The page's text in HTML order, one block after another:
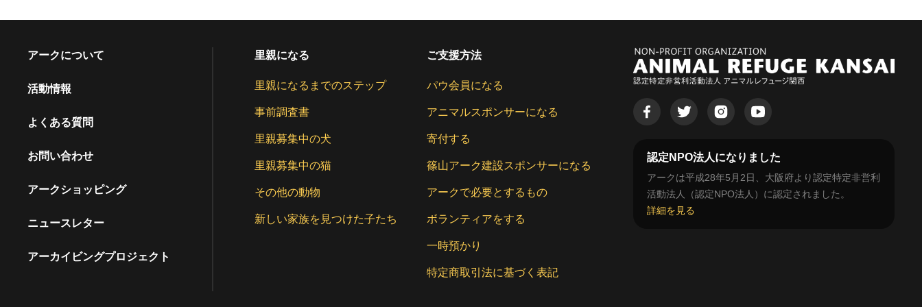
アークについて
活動情報
よくある質問
お問い合わせ
アークショッピング
ニュースレター
アーカイビングプロジェクト
里親になる
里親になるまでのステップ
事前調査書
里親募集中の犬
里親募集中の猫
その他の動物
新しい家族を見つけた子たち
ご支援方法
パウ会員になる
アニマルスポンサーになる
寄付する
篠山アーク建設スポンサーになる
アークで必要とするもの
ボランティアをする
一時預かり
特定商取引法に基づく表記
認定NPO法人になりました
アークは平成28年5月2日、大阪府より認定特定非営利
活動法人（認定NPO法人）に認定されました。
詳細を見る